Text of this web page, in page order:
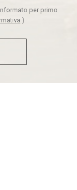
per primo
)